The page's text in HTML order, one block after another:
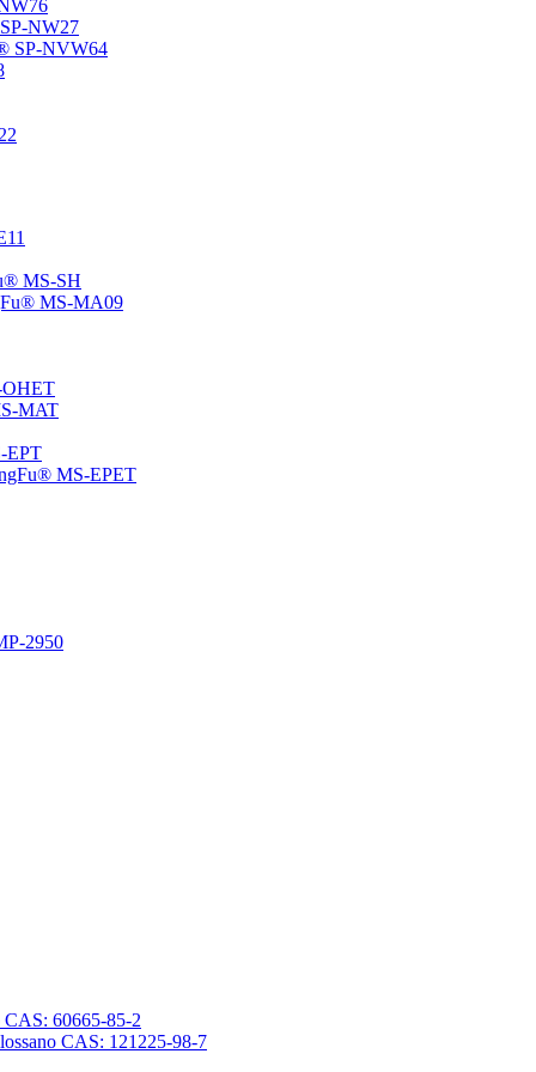
NW27
SP-NVW64
MS-SH
MS-MA09
OHET
MAT
EPT
MS-EPET
2950
CAS: 60665-85-2
CAS: 121225-98-7